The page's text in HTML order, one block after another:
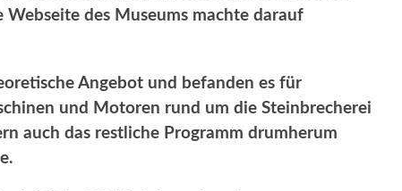
des Museums machte darauf
Angebot und befanden es für
und Motoren rund um die Steinbrecherei
auch das restliche Programm drumherum